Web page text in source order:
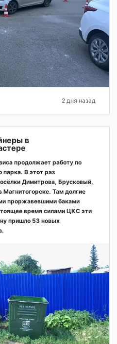
2 дня назад
в
продолжает работу по
парка. В этот раз
Димитрова, Брусковый,
Магнитогорске. Там долгие
проржавевшими баками
время силами ЦКС эти
пришло 53 новых